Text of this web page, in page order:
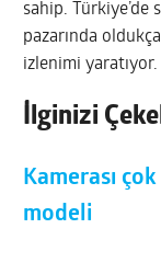
sahip. Türkiye’de
pazarında
izlenimi yaratıyor.
İlginizi
Kamerası
modeli